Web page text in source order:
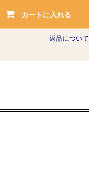
カートに入れる
返品について